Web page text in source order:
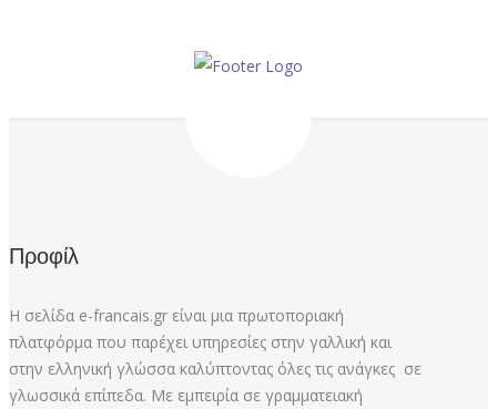
Προφίλ
Η σελίδα e-francais.gr είναι μια πρωτοποριακή
πλατφόρμα που παρέχει υπηρεσίες στην γαλλική και
στην ελληνική γλώσσα καλύπτοντας όλες τις ανάγκες σε
γλωσσικά επίπεδα. Με εμπειρία σε γραμματειακή